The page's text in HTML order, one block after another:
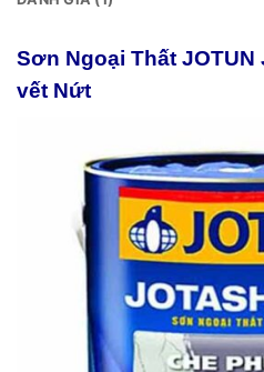
Sơn Ngoại Thất
vết Nứt